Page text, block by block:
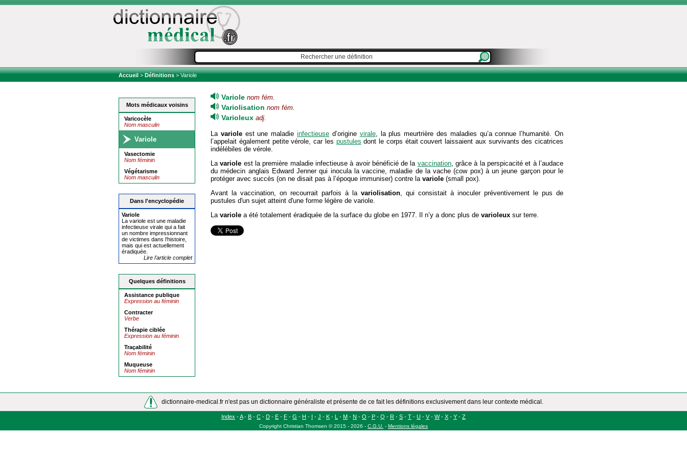
Accueil>Définitions> Variole
Mots médicaux voisins
Varicocèle
Nom masculin
Variole
Vasectomie
Nom féminin
Végétarisme
Nom masculin
Dans l'encyclopédie
Variole
La variole est une maladie
infectieuse virale qui a fait
un nombre impressionnant
de victimes dans l’histoire,
mais qui est actuellement
éradiquée.
Lire l'article complet
Quelques définitions
Assistance publique
Expression au féminin
Contracter
Verbe
Thérapie ciblée
Expression au féminin
Traçabilité
Nom féminin
Muqueuse
Nom féminin
Variole nom fém.
Variolisation nom fém.
Varioleux adj.
La varioleest une maladieinfectieuse d’origine virale, la plus meurtrière des maladies qu’a connue l’humanité. On
l’appelait également petite vérole, car les pustules dont le corps était couvert laissaient aux survivants des cicatrices
indélébiles de vérole.
Lavariole est la première maladie infectieuse à avoir bénéficié de la vaccination, grâce à la perspicacité et à l’audace
du médecin anglais Edward Jenner qui inocula la vaccine, maladie de la vache (cow pox) à un jeune garçon pour le
protéger avec succès (on ne disait pas à l’époque immuniser) contre la variole (small pox).
Avant la vaccination, on recourrait parfois à la variolisation, qui consistait à inoculer préventivement le pus de
pustules d'un sujet atteint d'une forme légère de variole.
La variole a été totalement éradiquée de la surface du globe en 1977. Il n’y a donc plus de varioleux sur terre.
dictionnaire-medical.fr n'est pas un dictionnaire généraliste et présente de ce fait les définitions exclusivement dans leur contexte médical.
Index -A- B - C - D - E - F - G - H - I - J - K - L - M - N - O - P - Q - R - S - T - U - V- W- X - Y - Z
Copyright Christian Thomsen ©2015 - 2026 - C.G.U. - Mentions légales